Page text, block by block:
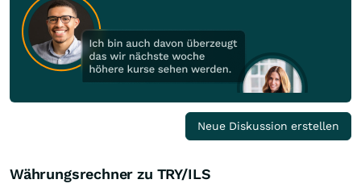
Neue Diskussion erstellen
Währungsrechner zu TRY/ILS